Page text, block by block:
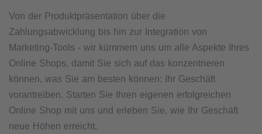
Von der Produktpräsentation über die
Zahlungsabwicklung bis hin zur Integration von
Marketing-Tools - wir kümmern uns um alle Aspekte Ihres
Online Shops, damit Sie sich auf das konzentrieren
können, was Sie am besten können: Ihr Geschäft
vorantreiben. Starten Sie Ihren eigenen erfolgreichen
Online Shop mit uns und erleben Sie, wie Ihr Geschäft
neue Höhen erreicht.